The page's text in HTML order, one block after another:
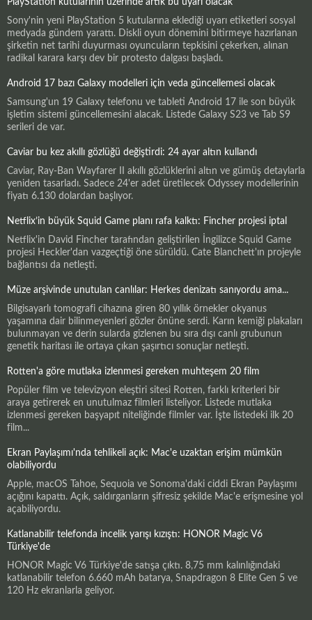
Sony'nin yeni PlayStation 5 kutularına eklediği uyarı etiketleri sosyal
medyada gündem yarattı. Diskli oyun dönemini bitirmeye hazırlanan
şirketin net tarihi duyurması oyuncuların tepkisini çekerken, alınan
radikal karara karşı dev bir protesto dalgası başladı.
Android 17 bazı Galaxy modelleri için veda güncellemesi olacak
Samsung'un 19 Galaxy telefonu ve tableti Android 17 ile son büyük
işletim sistemi güncellemesini alacak. Listede Galaxy S23 ve Tab S9
serileri de var.
Caviar bu kez akıllı gözlüğü değiştirdi: 24 ayar altın kullandı
Caviar, Ray-Ban Wayfarer II akıllı gözlüklerini altın ve gümüş detaylarla
yeniden tasarladı. Sadece 24'er adet üretilecek Odyssey modellerinin
fiyatı 6.130 dolardan başlıyor.
Netflix’in büyük Squid Game planı rafa kalktı: Fincher projesi iptal
Netflix'in David Fincher tarafından geliştirilen İngilizce Squid Game
projesi Heckler'dan vazgeçtiği öne sürüldü. Cate Blanchett'ın projeyle
bağlantısı da netleşti.
Müze arşivinde unutulan canlılar: Herkes denizatı sanıyordu ama...
Bilgisayarlı tomografi cihazına giren 80 yıllık örnekler okyanus
yaşamına dair bilinmeyenleri gözler önüne serdi. Karın kemiği plakaları
bulunmayan ve derin sularda gizlenen bu sıra dışı canlı grubunun
genetik haritası ile ortaya çıkan şaşırtıcı sonuçlar netleşti.
Rotten'a göre mutlaka izlenmesi gereken muhteşem 20 film
Popüler film ve televizyon eleştiri sitesi Rotten, farklı kriterleri bir
araya getirerek en unutulmaz filmleri listeliyor. Listede mutlaka
izlenmesi gereken başyapıt niteliğinde filmler var. İşte listedeki ilk 20
film...
Ekran Paylaşımı'nda tehlikeli açık: Mac'e uzaktan erişim mümkün
olabiliyordu
Apple, macOS Tahoe, Sequoia ve Sonoma'daki ciddi Ekran Paylaşımı
açığını kapattı. Açık, saldırganların şifresiz şekilde Mac'e erişmesine yol
açabiliyordu.
Katlanabilir telefonda incelik yarışı kızıştı: HONOR Magic V6
Türkiye'de
HONOR Magic V6 Türkiye'de satışa çıktı. 8,75 mm kalınlığındaki
katlanabilir telefon 6.660 mAh batarya, Snapdragon 8 Elite Gen 5 ve
120 Hz ekranlarla geliyor.